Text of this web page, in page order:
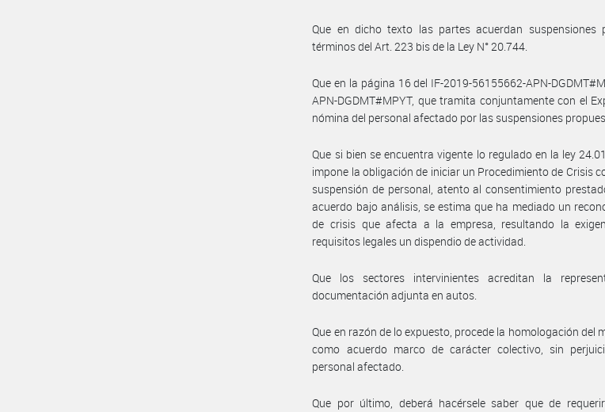
Que en dicho texto las partes acuerdan
términos del Art. 223 bis de la Ley N° 20.744.
Que en la página 16 del IF-2019-56155662-APN-
APN-DGDMT#MPYT, que tramita conjuntamente con el
nómina del personal afectado por las suspensiones
Que si bien se encuentra vigente lo regulado en la ley
impone la obligación de iniciar un Procedimiento de Crisis
suspensión de personal, atento al consentimiento
acuerdo bajo análisis, se estima que ha mediado un
de crisis que afecta a la empresa, resultando la
requisitos legales un dispendio de actividad.
Que los sectores intervinientes acreditan la
documentación adjunta en autos.
Que en razón de lo expuesto, procede la homologación del
como acuerdo marco de carácter colectivo, sin
personal afectado.
Que por último, deberá hacérsele saber que de